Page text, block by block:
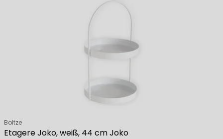
Etagere Joko, weiß, 44 cm Joko
Verkäufer:
Boltze